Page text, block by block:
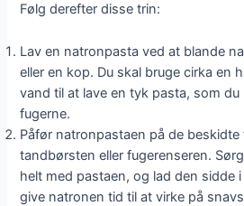
Følg derefter disse trin:
Lav en natronpasta ved at blande
eller en kop. Du skal bruge cirka en
vand til at lave en tyk pasta, som
fugerne.
Påfør natronpastaen på de beskidte
tandbørsten eller fugerenseren.
helt med pastaen, og lad den sidde
give natronen tid til at virke på